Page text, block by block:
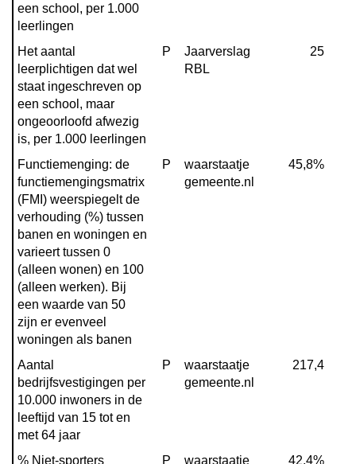
een school, per 1.000
leerlingen
Het aantal
leerplichtigen dat wel
staat ingeschreven op
een school, maar
ongeoorloofd afwezig
is, per 1.000 leerlingen
P
Jaarverslag
RBL
25
Functiemenging: de
functiemengingsmatrix
(FMI) weerspiegelt de
verhouding (%) tussen
banen en woningen en
varieert tussen 0
(alleen wonen) en 100
(alleen werken). Bij
een waarde van 50
zijn er evenveel
woningen als banen
P
waarstaatje
gemeente.nl
45,8%
Aantal
bedrijfsvestigingen per
10.000 inwoners in de
leeftijd van 15 tot en
met 64 jaar
P
waarstaatje
gemeente.nl
217,4
% Niet-sporters P waarstaatje 42,4%